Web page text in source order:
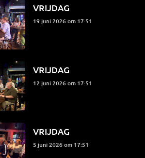
VRIJDAG
19 juni 2026 om 17:51
VRIJDAG
12 juni 2026 om 17:51
VRIJDAG
5 juni 2026 om 17:51